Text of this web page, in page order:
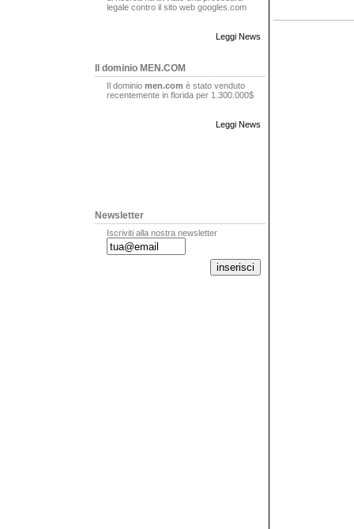
legale contro il sito web googles.com
Leggi News
Il dominio MEN.COM
Il dominio men.com è stato venduto
recentemente in florida per 1.300.000$
Leggi News
Newsletter
Iscriviti alla nostra newsletter